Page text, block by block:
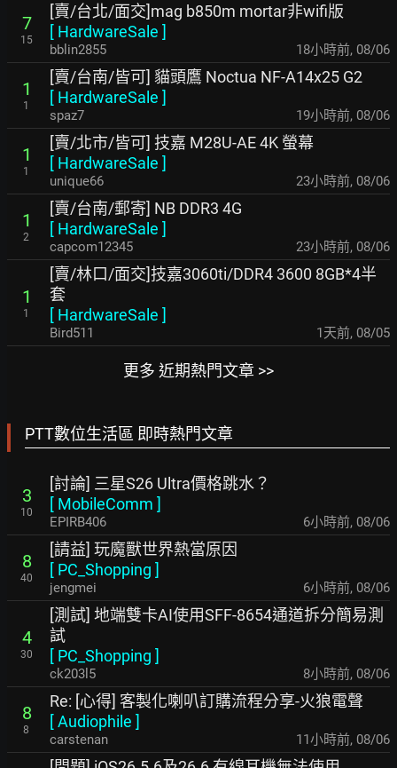
7
15
[賣/台北/面交]mag b850m mortar非wifi版
[ HardwareSale ]
bblin2855 18小時前, 08/06
1
1
[賣/台南/皆可] 貓頭鷹 Noctua NF-A14x25 G2
[ HardwareSale ]
spaz7 19小時前, 08/06
1
1
[賣/北市/皆可] 技嘉 M28U-AE 4K 螢幕
[ HardwareSale ]
unique66 23小時前, 08/06
1
2
[賣/台南/郵寄] NB DDR3 4G
[ HardwareSale ]
capcom12345 23小時前, 08/06
1
1
[賣/林口/面交]技嘉3060ti/DDR4 3600 8GB*4半
套
[ HardwareSale ]
Bird511 1天前, 08/05
更多 近期熱門文章 >>
PTT數位生活區 即時熱門文章
3
10
[討論] 三星S26 Ultra價格跳水？
[ MobileComm ]
EPIRB406 6小時前, 08/06
8
40
[請益] 玩魔獸世界熱當原因
[ PC_Shopping ]
jengmei 6小時前, 08/06
4
30
[測試] 地端雙卡AI使用SFF-8654通道拆分簡易測
試
[ PC_Shopping ]
ck203l5 8小時前, 08/06
8
8
Re: [心得] 客製化喇叭訂購流程分享-火狼電聲
[Audiophile ]
carstenan 11小時前, 08/06